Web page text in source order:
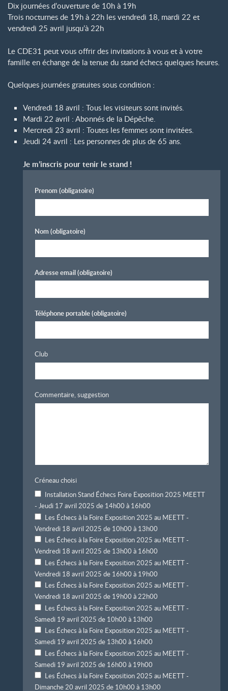
Dix journées d’ouverture de 10h à 19h
Trois nocturnes de 19h à 22h les vendredi 18, mardi 22 et
vendredi 25 avril jusqu’à 22h
Le CDE31 peut vous offrir des invitations à vous et à votre
famille en échange de la tenue du stand échecs quelques heures.
Quelques journées gratuites sous condition :
Vendredi 18 avril : Tous les visiteurs sont invités.
Mardi 22 avril : Abonnés de la Dépêche.
Mercredi 23 avril : Toutes les femmes sont invitées.
Jeudi 24 avril : Les personnes de plus de 65 ans.
Je m’inscris pour tenir le stand !
Prenom(obligatoire)
Nom(obligatoire)
Adresse email(obligatoire)
Téléphone portable(obligatoire)
Club
Commentaire, suggestion
Créneau choisi
Installation Stand Échecs Foire Exposition 2025 MEETT
- Jeudi 17 avril 2025 de 14h00 à 16h00
Les Échecs à la Foire Exposition 2025 au MEETT -
Vendredi 18 avril 2025 de 10h00 à 13h00
Les Échecs à la Foire Exposition 2025 au MEETT -
Vendredi 18 avril 2025 de 13h00 à 16h00
Les Échecs à la Foire Exposition 2025 au MEETT -
Vendredi 18 avril 2025 de 16h00 à 19h00
Les Échecs à la Foire Exposition 2025 au MEETT -
Vendredi 18 avril 2025 de 19h00 à 22h00
Les Échecs à la Foire Exposition 2025 au MEETT -
Samedi 19 avril 2025 de 10h00 à 13h00
Les Échecs à la Foire Exposition 2025 au MEETT -
Samedi 19 avril 2025 de 13h00 à 16h00
Les Échecs à la Foire Exposition 2025 au MEETT -
Samedi 19 avril 2025 de 16h00 à 19h00
Les Échecs à la Foire Exposition 2025 au MEETT -
Dimanche 20 avril 2025 de 10h00 à 13h00